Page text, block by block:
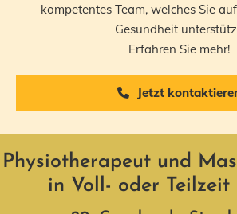
kompetentes Team, welches Sie
Gesundheit
Erfahren Sie mehr!
Jetzt
Physiotherapeut und
in Voll- oder Teilzeit